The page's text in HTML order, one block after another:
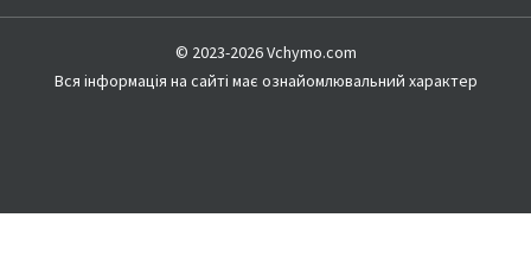
© 2023-2026 Vchymo.com
Вся інформація на сайті має ознайомлювальний характер